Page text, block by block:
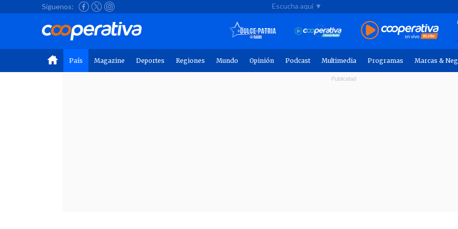
Síguenos: Escucha aquí ▼
País Magazine Deportes Regiones Mundo Opinión Podcast Multimedia Programas Marcas &